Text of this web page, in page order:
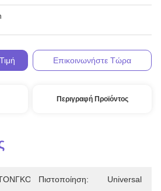
Επικοινωνήστε Τώρα
Περιγραφή Προϊόντος
Πιστοποίηση: Universal